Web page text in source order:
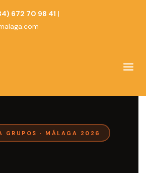
672 70 98 41 |
GRUPOS · MÁLAGA 2026